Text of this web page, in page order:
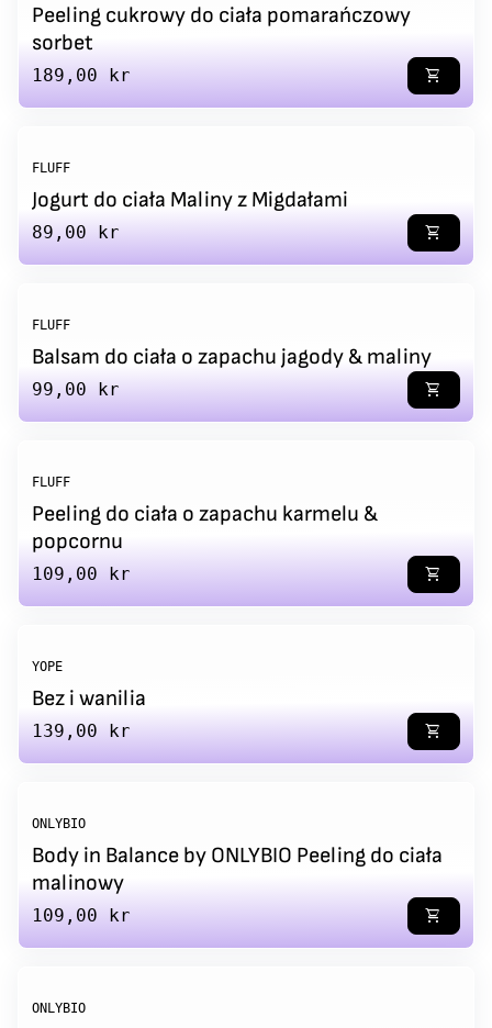
Peeling cukrowy do ciała pomarańczowy
sorbet
Regular price
189,00 kr shopping_cart
FLUFF
Jogurt do ciała Maliny z Migdałami
Regular price
89,00 kr shopping_cart
FLUFF
Balsam do ciała o zapachu jagody & maliny
Regular price
99,00 kr shopping_cart
FLUFF
Peeling do ciała o zapachu karmelu &
popcornu
Regular price
109,00 kr shopping_cart
YOPE
Bez i wanilia
Regular price
139,00 kr shopping_cart
ONLYBIO
Body in Balance by ONLYBIO Peeling do ciała
malinowy
Regular price
109,00 kr shopping_cart
ONLYBIO